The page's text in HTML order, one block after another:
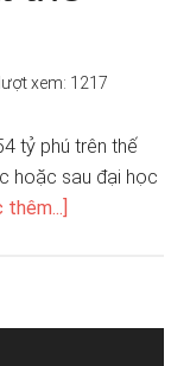
xem: 1217
tỷ phú trên thế
hoặc sau đại học
thêm...]